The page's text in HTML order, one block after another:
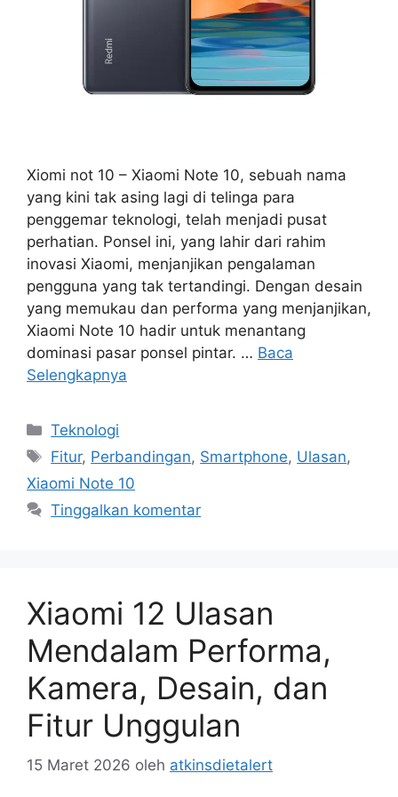
Xiomi not 10 – Xiaomi Note 10, sebuah nama
yang kini tak asing lagi di telinga para
penggemar teknologi, telah menjadi pusat
perhatian. Ponsel ini, yang lahir dari rahim
inovasi Xiaomi, menjanjikan pengalaman
pengguna yang tak tertandingi. Dengan desain
yang memukau dan performa yang menjanjikan,
Xiaomi Note 10 hadir untuk menantang
dominasi pasar ponsel pintar. … Baca
Selengkapnya
Kategori
Teknologi
Tag
Fitur, Perbandingan, Smartphone, Ulasan,
Xiaomi Note 10
Tinggalkan komentar
Xiaomi 12 Ulasan
Mendalam Performa,
Kamera, Desain, dan
Fitur Unggulan
15 Maret 2026 oleh atkinsdietalert